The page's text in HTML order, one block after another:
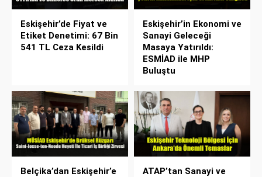
Eskişehir’de Fiyat ve
Etiket Denetimi: 67 Bin
541 TL Ceza Kesildi
Eskişehir’in Ekonomi ve
Sanayi Geleceği
Masaya Yatırıldı:
ESMİAD ile MHP
Buluştu
Belçika’dan Eskişehir’e
ATAP’tan Sanayi ve